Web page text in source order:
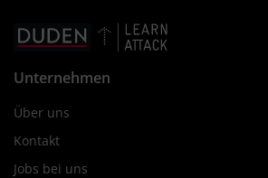
Unternehmen
Über uns
Kontakt
Jobs bei uns